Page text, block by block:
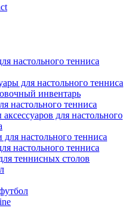
настольного тенниса
для настольного тенниса
инвентарь
настольного тенниса
для настольного
для настольного тенниса
настольного тенниса
теннисных столов